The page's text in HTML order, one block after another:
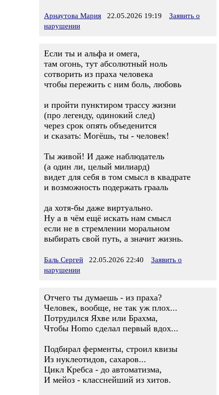
Арнаутова Мария 22.05.2026 19:19
Заявить о
нарушении
Если ты и альфа и омега,
там огонь, тут абсолютный ноль
сотворить из праха человека
чтобы пережить с ним боль, любовь
и пройти пунктиром трассу жизни
(про легенду, одинокий след)
через срок опять объеденится
и сказать: Могёшь, ты - человек!
Ты живой! И даже наблюдатель
(а один ли, целый милиард)
видет для себя в том смысл в квадрате
и возможность подержать грааль
да хотя-бы даже виртуально.
Ну а в чём ещё искать нам смысл
если не в стремлении моральном
выбирать свой путь, а значит жизнь.
Баль Сергей 22.05.2026 22:40
Заявить о
нарушении
Отчего ты думаешь - из праха?
Человек, вообще, не так уж плох...
Потрудился Яхве или Брахма,
Чтобы Homo сделал первый вдох...
Подбирал ферменты, строил квизы
Из нуклеотидов, сахаров...
Цикл Кребса - до автоматизма,
И мейоз - класснейший из хитов.